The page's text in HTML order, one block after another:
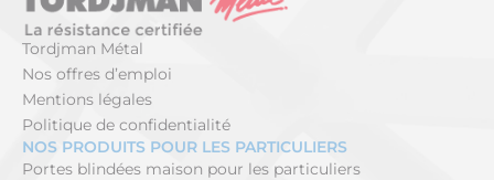
Tordjman Métal
Nos offres d’emploi
Mentions légales
Politique de confidentialité
NOS PRODUITS POUR LES PARTICULIERS
Portes blindées maison pour les particuliers